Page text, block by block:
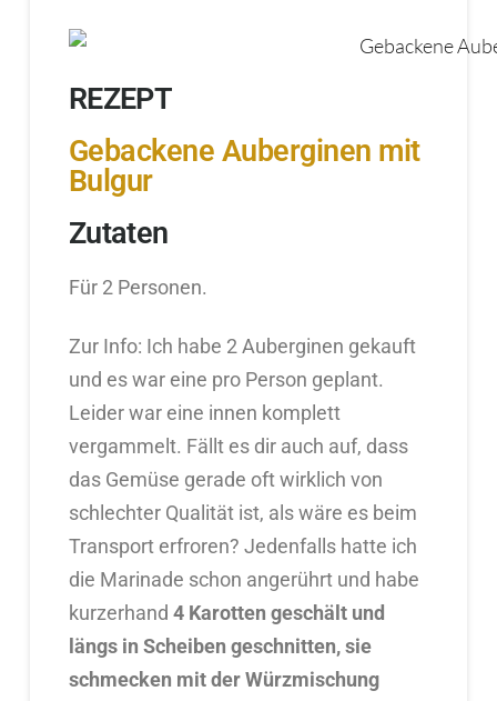
REZEPT
Gebackene Auberginen mit
Bulgur
Zutaten
Für 2 Personen.
Zur Info: Ich habe 2 Auberginen gekauft
und es war eine pro Person geplant.
Leider war eine innen komplett
vergammelt. Fällt es dir auch auf, dass
das Gemüse gerade oft wirklich von
schlechter Qualität ist, als wäre es beim
Transport erfroren? Jedenfalls hatte ich
die Marinade schon angerührt und habe
kurzerhand 4 Karotten geschält und
längs in Scheiben geschnitten, sie
schmecken mit der Würzmischung